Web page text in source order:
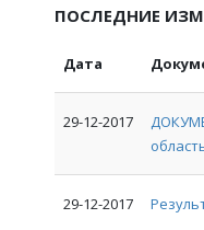
ПОСЛЕДНИЕ
Дата
29-12-2017
29-12-2017